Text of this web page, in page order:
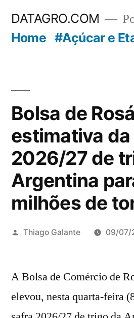
DATAGRO.COM
Home #Açúcar e
Bolsa de
estimativa
2026/27 de
Argentina
milhões de
Publicado
Thiago Galante 09/07/
A Bolsa de ​Comércio de
elevou, nesta quarta-feira